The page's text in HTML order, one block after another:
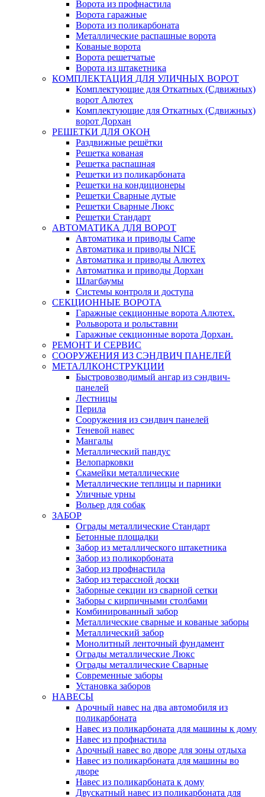
Ворота из профнастила
Ворота гаражные
Ворота из поликарбоната
Металлические распашные ворота
Кованые ворота
Ворота решетчатые
Ворота из штакетника
КОМПЛЕКТАЦИЯ ДЛЯ УЛИЧНЫХ ВОРОТ
Комплектующие для Откатных (Сдвижных)
ворот Алютех
Комплектующие для Откатных (Сдвижных)
ворот Дорхан
РЕШЕТКИ ДЛЯ ОКОН
Раздвижные решётки
Решетка кованая
Решетка распашная
Решетки из поликарбоната
Решетки на кондиционеры
Решетки Сварные дутые
Решетки Сварные Люкс
Решетки Стандарт
АВТОМАТИКА ДЛЯ ВОРОТ
Автоматика и приводы Came
Автоматика и приводы NICE
Автоматика и приводы Алютех
Автоматика и приводы Дорхан
Шлагбаумы
Системы контроля и доступа
СЕКЦИОННЫЕ ВОРОТА
Гаражные секционные ворота Алютех.
Рольворота и рольставни
Гаражные секционные ворота Дорхан.
РЕМОНТ И СЕРВИС
СООРУЖЕНИЯ ИЗ СЭНДВИЧ ПАНЕЛЕЙ
МЕТАЛЛКОНСТРУКЦИИ
Быстровозводимый ангар из сэндвич-
панелей
Лестницы
Перила
Сооружения из сэндвич панелей
Теневой навес
Мангалы
Металлический пандус
Велопарковки
Скамейки металлические
Металлические теплицы и парники
Уличные урны
Вольер для собак
ЗАБОР
Ограды металлические Стандарт
Бетонные площадки
Забор из металлического штакетника
Забор из поликорбоната
Забор из профнастила
Забор из терассной доски
Заборные секции из сварной сетки
Заборы с кирпичными столбами
Комбинированный забор
Металлические сварные и кованые заборы
Металлический забор
Монолитный ленточный фундамент
Ограды металлические Люкс
Ограды металлические Сварные
Современные заборы
Установка заборов
НАВЕСЫ
Арочный навес на два автомобиля из
поликарбоната
Навес из поликарбоната для машины к дому
Навес из профнастила
Арочный навес во дворе для зоны отдыха
Навес из поликарбоната для машины во
дворе
Навес из поликарбоната к дому
Двускатный навес из поликарбоната для